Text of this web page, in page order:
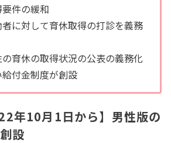
件の緩和
に対して育休取得の打診を義務
育休の取得状況の公表の義務化
付金制度が創設
年10月1日から】男性版の
設